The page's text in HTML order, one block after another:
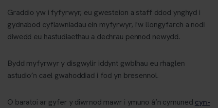
Graddio yw i fyfyrwyr, eu gwesteion a staff ddod ynghyd i
gydnabod cyflawniadau ein myfyrwyr, i'w llongyfarch a nodi
diwedd eu hastudiaethau a dechrau pennod newydd.
Bydd myfyrwyr y disgwylir iddynt gwblhau eu rhaglen
astudio’n cael gwahoddiad i fod yn bresennol.
O baratoi ar gyfer y diwrnod mawr i ymuno â’n cymuned cyn-